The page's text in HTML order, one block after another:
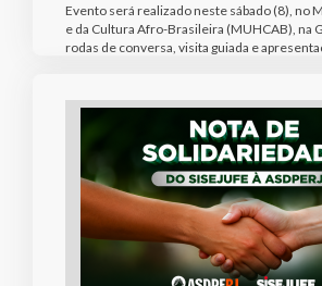
Evento será realizado neste sábado (8), no
e da Cultura Afro-Brasileira (MUHCAB), na
rodas de conversa, visita guiada e